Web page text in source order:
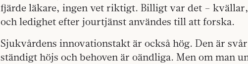
fjärde läkare, ingen vet riktigt. Billigt var det –
och ledighet efter jourtjänst användes till att forska.
Sjukvårdens innovationstakt är också hög. Den är
ständigt höjs och behoven är oändliga. Men om man